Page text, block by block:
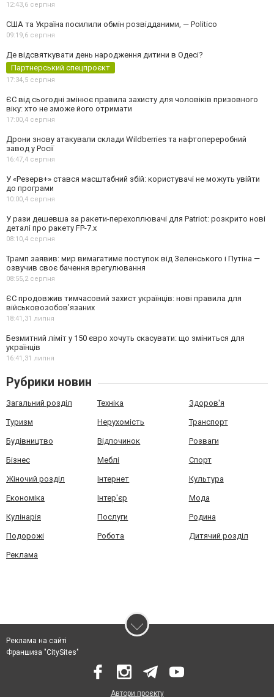
12:43,6 серпня
США та Україна посилили обмін розвідданими, — Politico
09:19,6 серпня
Де відсвяткувати день народження дитини в Одесі?
Партнерський спецпроєкт
17:34,5 серпня
ЄС від сьогодні змінює правила захисту для чоловіків призовного
віку: хто не зможе його отримати
17:00,4 серпня
Дрони знову атакували склади Wildberries та нафтопереробний
завод у Росії
16:47,4 серпня
У «Резерв+» стався масштабний збій: користувачі не можуть увійти
до програми
10:00,4 серпня
У рази дешевша за ракети-перехоплювачі для Patriot: розкрито нові
деталі про ракету FP-7.x
08:10,4 серпня
Трамп заявив: мир вимагатиме поступок від Зеленського і Путіна —
озвучив своє бачення врегулювання
08:55,2 серпня
ЄС продовжив тимчасовий захист українців: нові правила для
військовозобов’язаних
18:41,31 липня
Безмитний ліміт у 150 євро хочуть скасувати: що зміниться для
українців
16:41,31 липня
Рубрики новин
Загальний розділ Техніка Здоров'я
Туризм Нерухомість Транспорт
Будівництво Відпочинок Розваги
Бізнес Меблі Спорт
Жіночий розділ Інтернет Культура
Економіка Інтер'єр Мода
Кулінарія Послуги Родина
Подорожі Робота Дитячий розділ
Реклама
Реклама на сайті
Франшиза "CitySites"
Автори проєкту